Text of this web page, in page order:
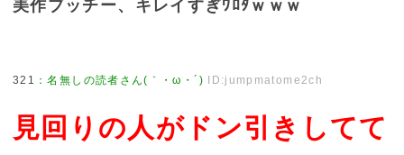
美作ブッチー、キレイすぎﾜﾛﾀｗｗｗ
321 ：名無しの読者さん(｀・ω・´) ID:jumpmatome2ch
見回りの人がドン引きしてて